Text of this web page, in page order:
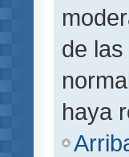
de
haya